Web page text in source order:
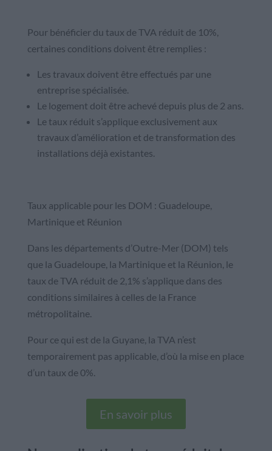
Pour bénéficier du taux de TVA réduit de 10%,
certaines conditions doivent être remplies :
Les travaux doivent être effectués par une
entreprise spécialisée.
Le logement doit être achevé depuis plus de 2 ans.
Le taux réduit s’applique exclusivement aux
travaux d’amélioration et de transformation des
installations déjà existantes.
Taux applicable pour les DOM : Guadeloupe,
Martinique et Réunion
Dans les départements d’Outre-Mer (DOM) tels
que la Guadeloupe, la Martinique et la Réunion, le
taux de TVA réduit de 2,1% s’applique dans des
conditions similaires à celles de la France
métropolitaine.
Pour ce qui est de la Guyane, la TVA n’est
temporairement pas applicable, d’où la mise en place
d’un taux de 0%.
En savoir plus